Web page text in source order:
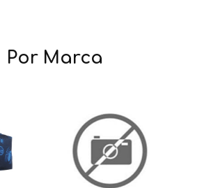
Por Marca